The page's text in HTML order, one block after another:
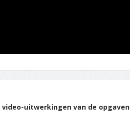
video-uitwerkingen van de opgaven